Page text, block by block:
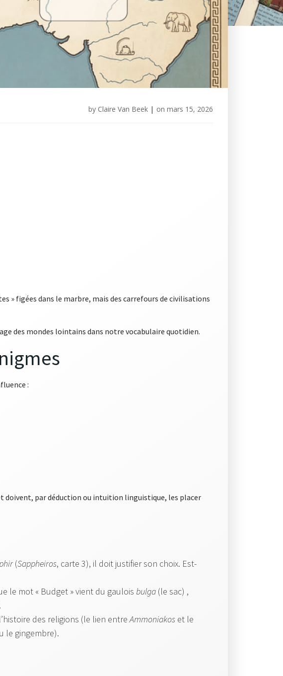
by Claire Van Beek | on mars 15, 2026
» figées dans le marbre, mais des carrefours de civilisations
des mondes lointains dans notre vocabulaire quotidien.
:
doivent, par déduction ou intuition linguistique, les placer
(Sappheiros, carte 3), il doit justifier son choix. Est-
le mot « Budget » vient du gaulois bulga (le sac) ,
des religions (le lien entreAmmoniakos et le
le gingembre).